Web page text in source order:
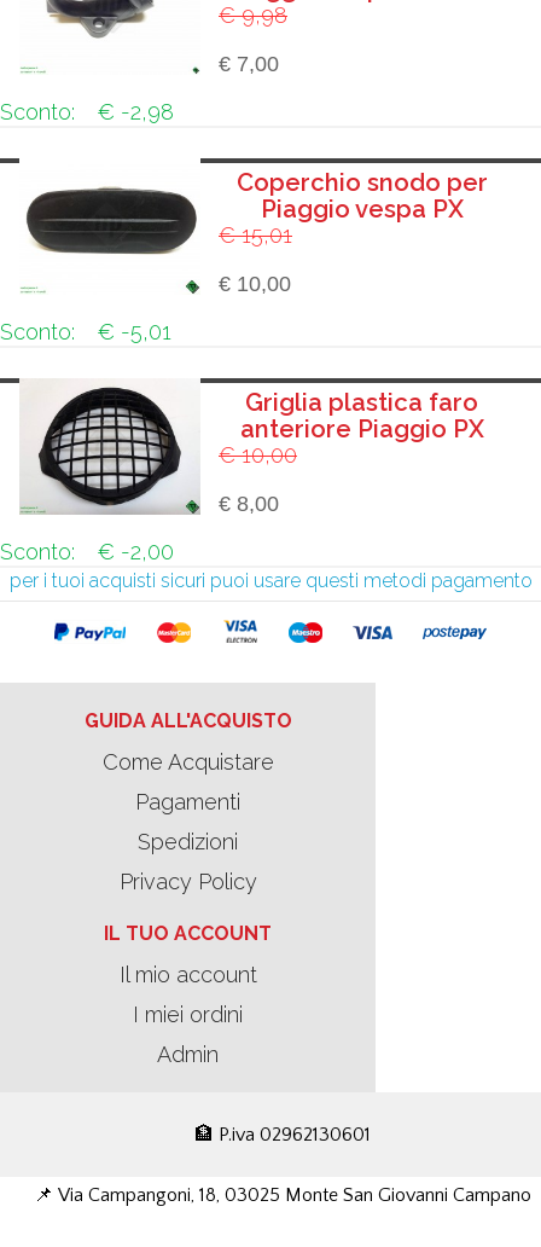
€ 9,98
€ 7,00
Sconto: € -2,98
Coperchio snodo per
Piaggio vespa PX
€ 15,01
€ 10,00
Sconto: € -5,01
Griglia plastica faro
anteriore Piaggio PX
€ 10,00
€ 8,00
Sconto: € -2,00
per i tuoi acquisti sicuri puoi usare questi metodi pagamento
GUIDA ALL'ACQUISTO
Come Acquistare
Pagamenti
Spedizioni
Privacy Policy
IL TUO ACCOUNT
Il mio account
I miei ordini
Admin
🏦 P.iva 02962130601
📌 Via Campangoni, 18, 03025 Monte San Giovanni Campano